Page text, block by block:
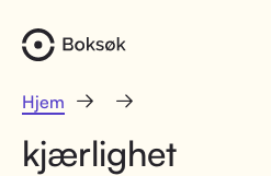
Hjem
kjærlighet